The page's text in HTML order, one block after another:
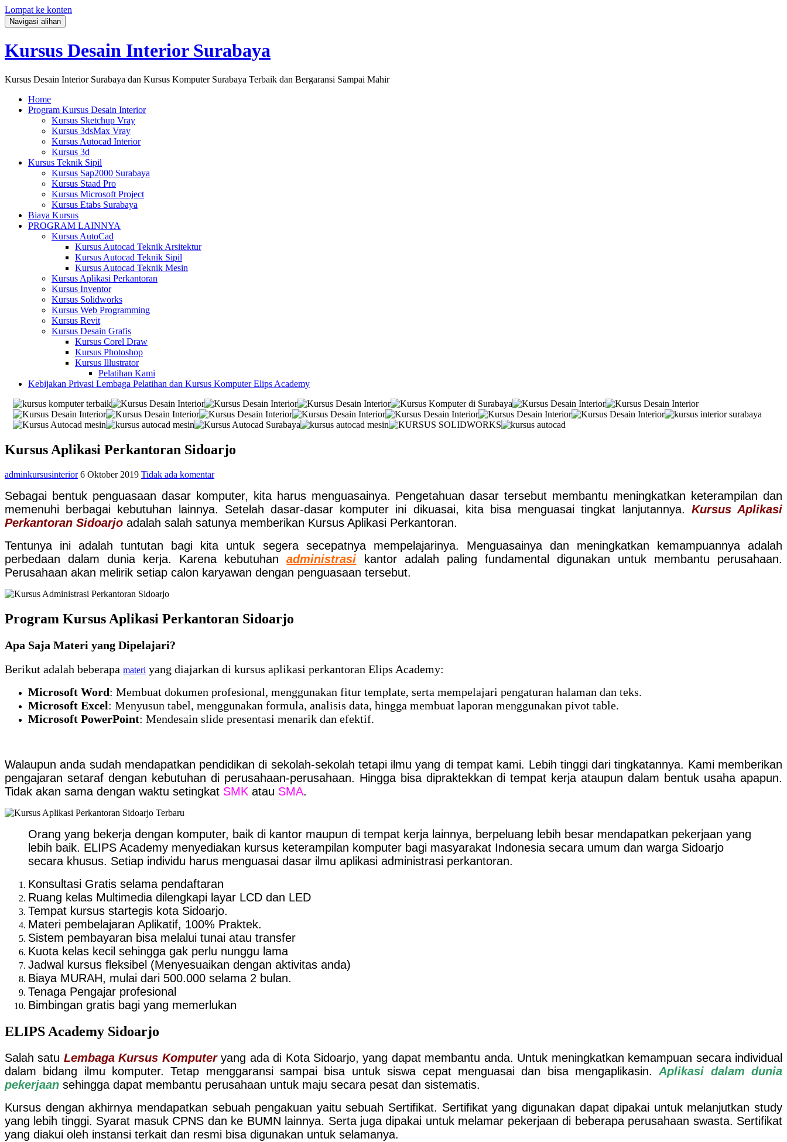
Lompat ke konten
Navigasi alihan
Kursus Desain Interior Surabaya
Kursus Desain Interior Surabaya dan Kursus Komputer Surabaya Terbaik dan Bergaransi Sampai Mahir
Home
Program Kursus Desain Interior
Kursus Sketchup Vray
Kursus 3dsMax Vray
Kursus Autocad Interior
Kursus 3d
Kursus Teknik Sipil
Kursus Sap2000 Surabaya
Kursus Staad Pro
Kursus Microsoft Project
Kursus Etabs Surabaya
Biaya Kursus
PROGRAM LAINNYA
Kursus AutoCad
Kursus Autocad Teknik Arsitektur
Kursus Autocad Teknik Sipil
Kursus Autocad Teknik Mesin
Kursus Aplikasi Perkantoran
Kursus Inventor
Kursus Solidworks
Kursus Web Programming
Kursus Revit
Kursus Desain Grafis
Kursus Corel Draw
Kursus Photoshop
Kursus Illustrator
Pelatihan Kami
Kebijakan Privasi Lembaga Pelatihan dan Kursus Komputer Elips Academy
Kursus Aplikasi Perkantoran Sidoarjo
adminkursusinterior 6 Oktober 2019 Tidak ada komentar
Sebagai bentuk penguasaan dasar komputer, kita harus menguasainya. Pengetahuan dasar tersebut membantu meningkatkan keterampilan dan
memenuhi berbagai kebutuhan lainnya. Setelah dasar-dasar komputer ini dikuasai, kita bisa menguasai tingkat lanjutannya. Kursus Aplikasi
Perkantoran Sidoarjo adalah salah satunya memberikan Kursus Aplikasi Perkantoran.
Tentunya ini adalah tuntutan bagi kita untuk segera secepatnya mempelajarinya. Menguasainya dan meningkatkan kemampuannya adalah
perbedaan dalam dunia kerja. Karena kebutuhanadministrasi
kantor adalah paling fundamental digunakan untuk membantu perusahaan.
Perusahaan akan melirik setiap calon karyawan dengan penguasaan tersebut.
Program Kursus Aplikasi Perkantoran Sidoarjo
Apa Saja Materi yang Dipelajari?
Berikut adalah beberapa materi yang diajarkan di kursus aplikasi perkantoran Elips Academy:
Microsoft Word: Membuat dokumen profesional, menggunakan fitur template, serta mempelajari pengaturan halaman dan teks.
Microsoft Excel: Menyusun tabel, menggunakan formula, analisis data, hingga membuat laporan menggunakan pivot table.
Microsoft PowerPoint: Mendesain slide presentasi menarik dan efektif.
Walaupun anda sudah mendapatkan pendidikan di sekolah-sekolah tetapi ilmu yang di tempat kami. Lebih tinggi dari tingkatannya. Kami memberikan
pengajaran setaraf dengan kebutuhan di perusahaan-perusahaan. Hingga bisa dipraktekkan di tempat kerja ataupun dalam bentuk usaha apapun.
Tidak akan sama dengan waktu setingkat SMK atau SMA.
Orang yang bekerja dengan komputer, baik di kantor maupun di tempat kerja lainnya, berpeluang lebih besar mendapatkan pekerjaan yang
lebih baik. ELIPS Academy menyediakan kursus keterampilan komputer bagi masyarakat Indonesia secara umum dan warga Sidoarjo
secara khusus. Setiap individu harus menguasai dasar ilmu aplikasi administrasi perkantoran.
Konsultasi Gratis selama pendaftaran
Ruang kelas Multimedia dilengkapi layar LCD dan LED
Tempat kursus startegis kota Sidoarjo.
Materi pembelajaran Aplikatif, 100% Praktek.
Sistem pembayaran bisa melalui tunai atau transfer
Kuota kelas kecil sehingga gak perlu nunggu lama
Jadwal kursus fleksibel (Menyesuaikan dengan aktivitas anda)
Biaya MURAH, mulai dari 500.000 selama 2 bulan.
Tenaga Pengajar profesional
Bimbingan gratis bagi yang memerlukan
ELIPS Academy Sidoarjo
Salah satu Lembaga Kursus Komputeryang ada di Kota Sidoarjo, yang dapat membantu anda. Untuk meningkatkan kemampuan secara individual
dalam bidang ilmu komputer. Tetap menggaransi sampai bisa untuk siswa cepat menguasai dan bisa mengaplikasin.Aplikasi dalam dunia
pekerjaan sehingga dapat membantu perusahaan untuk maju secara pesat dan sistematis.
Kursus dengan akhirnya mendapatkan sebuah pengakuan yaitu sebuah Sertifikat. Sertifikat yang digunakan dapat dipakai untuk melanjutkan study
yang lebih tinggi. Syarat masuk CPNS dan ke BUMN lainnya. Serta juga dipakai untuk melamar pekerjaan di beberapa perusahaan swasta. Sertifikat
yang diakui oleh instansi terkait dan resmi bisa digunakan untuk selamanya.